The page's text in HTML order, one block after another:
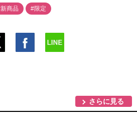
商品 #限定
さらに見る